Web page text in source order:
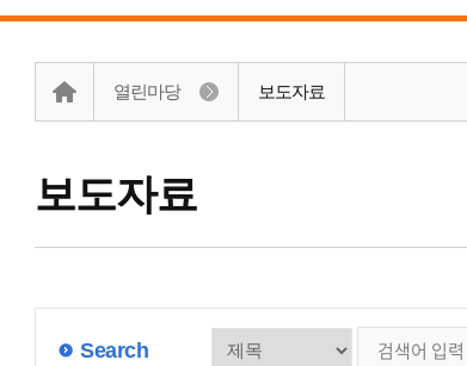
보도자료
열린마당 보도자료
Search